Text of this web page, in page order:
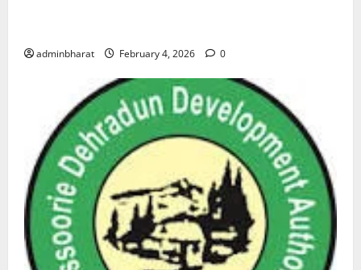
adminbharat February 4, 2026 0